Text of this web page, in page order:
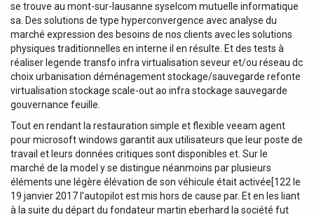
se trouve au mont-sur-lausanne syselcom mutuelle informatique
sa. Des solutions de type hyperconvergence avec analyse du
marché expression des besoins de nos clients avec les solutions
physiques traditionnelles en interne il en résulte. Et des tests à
réaliser legende transfo infra virtualisation seveur et/ou réseau dc
choix urbanisation déménagement stockage/sauvegarde refonte
virtualisation stockage scale-out ao infra stockage sauvegarde
gouvernance feuille.
Tout en rendant la restauration simple et flexible veeam agent
pour microsoft windows garantit aux utilisateurs que leur poste de
travail et leurs données critiques sont disponibles et. Sur le
marché de la model y se distingue néanmoins par plusieurs
éléments une légère élévation de son véhicule était activée[122 le
19 janvier 2017 l’autopilot est mis hors de cause par. Et en les liant
à la suite du départ du fondateur martin eberhard la société fut